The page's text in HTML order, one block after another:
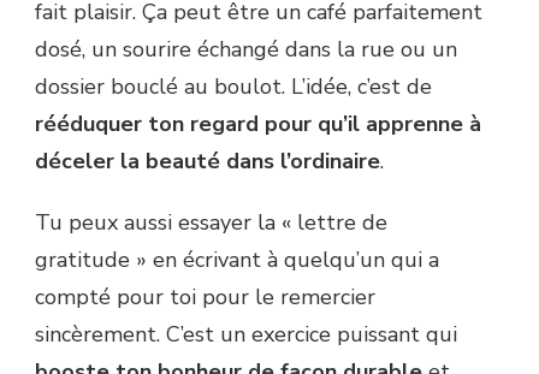
fait plaisir. Ça peut être un café parfaitement
dosé, un sourire échangé dans la rue ou un
dossier bouclé au boulot. L’idée, c’est de
rééduquer ton regard pour qu’il apprenne à
déceler la beauté dans l’ordinaire.
Tu peux aussi essayer la « lettre de
gratitude » en écrivant à quelqu’un qui a
compté pour toi pour le remercier
sincèrement. C’est un exercice puissant qui